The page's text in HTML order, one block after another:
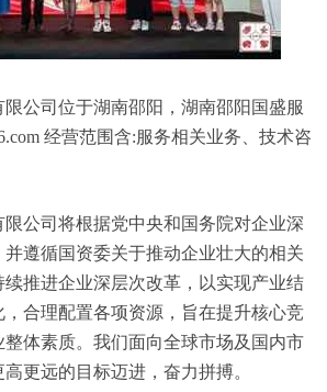
公司位于湖南邵阳，湖南邵阳国盛服
经营范围含:服务相关业务、技术咨
公司将根据党中央和国务院对企业深
遵循国资委关于推动企业壮大的相关
推进企业深层次改革，以实现产业结
合理配置各项资源，旨在提升核心竞
体素质。我们面向全球市场及国内市
更远的目标迈进，奋力拼搏。